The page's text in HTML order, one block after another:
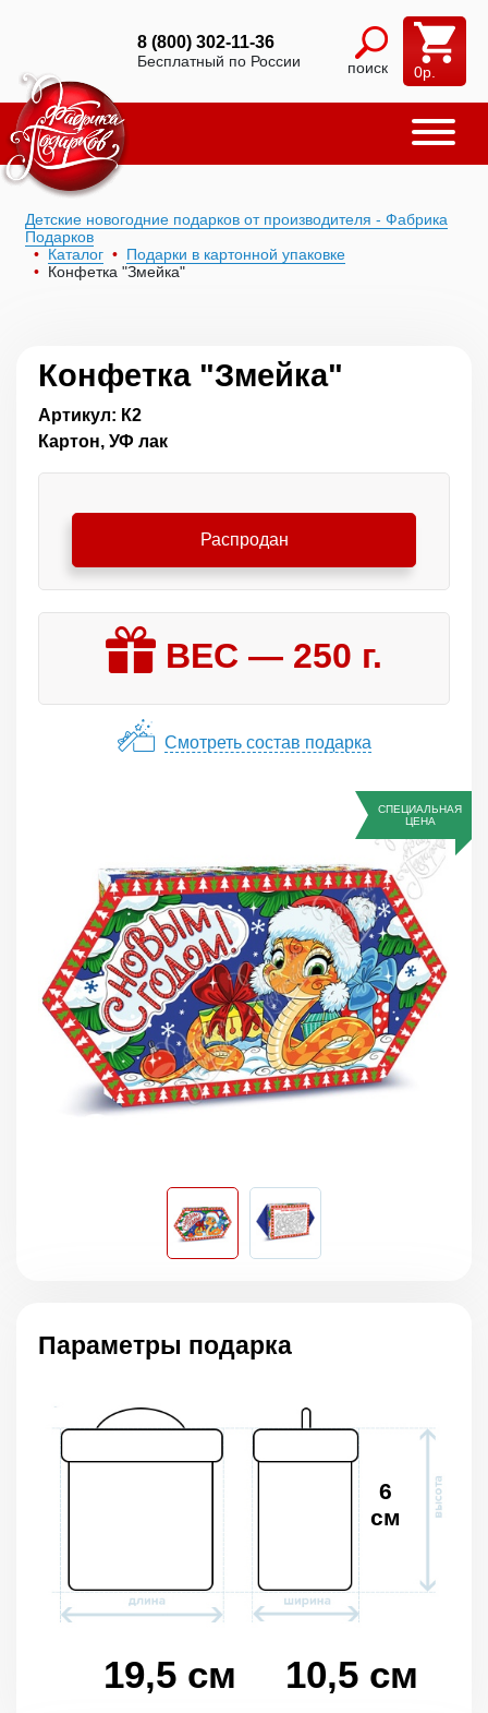
8 (800) 302-11-36
Бесплатный по России поиск 0р.
Детские новогодние подарков от производителя - Фабрика
Подарков
Каталог
Подарки в картонной упаковке
Конфетка "Змейка"
СПЕЦИАЛЬНАЯ
ЦЕНА
Конфетка "Змейка"
Артикул: К2
Картон, УФ лак
Распродан
ВЕС — 250 г.
Смотреть состав подарка
Параметры подарка
19,5 см 10,5 см
6
см